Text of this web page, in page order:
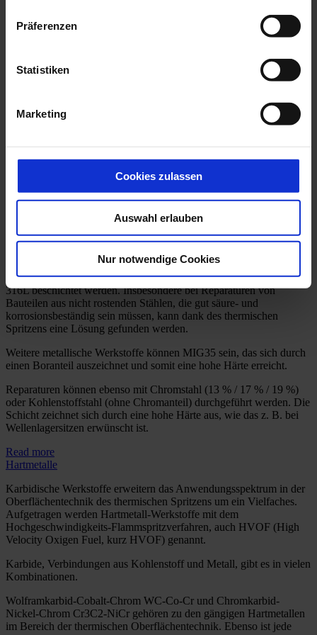
Präferenzen
Statistiken
Marketing
Cookies zulassen
Auswahl erlauben
Nur notwendige Cookies
Molybdänschicht anschließend nicht mechanisch
nachbearbeitet wird, ist eine Reibwerterhöhung gegeben.
Bronze, Weißmetall oder Messing sehr gut geeignet.
Wenn der Grundwerkstoff vom Originalbauteil geringere
Haftwerkstoffes, wie es bei Nickelaluminium der Fall ist, z.
B. der Ausdehnungskoeffizient überbrückt werden.
Haben die Bauteile Kontakt mit chemisch aggressiven
Bauteile, die aus einem relativ günstigen Grundwerkstoff
gefertigt wurden, lassen sich also durch eine thermisch
aufgetragene Hastelloy-Schicht veredeln. In diesen Fällen
sind Bauteile erst nach dem Veredelungsprozess durch die
geeignet.
Bauteile, die eigentlich aus 1.4404 gefertigt werden müssten,
können aus kostengünstigerem Material hergestellt und dann mit
316L beschichtet werden. Insbesondere bei Reparaturen von
Bauteilen aus nicht rostenden Stählen, die gut säure- und
korrosionsbeständig sein müssen, kann dank des thermischen
Spritzens eine Lösung gefunden werden.
Weitere metallische Werkstoffe können MIG35 sein, das sich durch
einen Boranteil auszeichnet und somit eine hohe Härte erreicht.
Reparaturen können ebenso mit Chromstahl (13 % / 17 % / 19 %)
oder Kohlenstoffstahl (ohne Chromanteil) durchgeführt werden. Die
Schicht zeichnet sich durch eine hohe Härte aus, wie das z. B. bei
Wellenlagersitzen erwünscht ist.
Read more
Hartmetalle
Karbidische Werkstoffe erweitern das Anwendungsspektrum in der
Oberflächentechnik des thermischen Spritzens um ein Vielfaches.
Aufgetragen werden Hartmetall-Werkstoffe mit dem
Hochgeschwindigkeits-Flammspritzverfahren, auch HVOF (High
Velocity Oxigen Fuel, kurz HVOF) genannt.
Karbide, Verbindungen aus Kohlenstoff und Metall, gibt es in vielen
Kombinationen.
Wolframkarbid-Cobalt-Chrom WC-Co-Cr und Chromkarbid-
Nickel-Chrom Cr3C2-NiCr gehören zu den gängigen Hartmetallen
im Bereich der thermischen Oberflächentechnik. Ebenso ist jede